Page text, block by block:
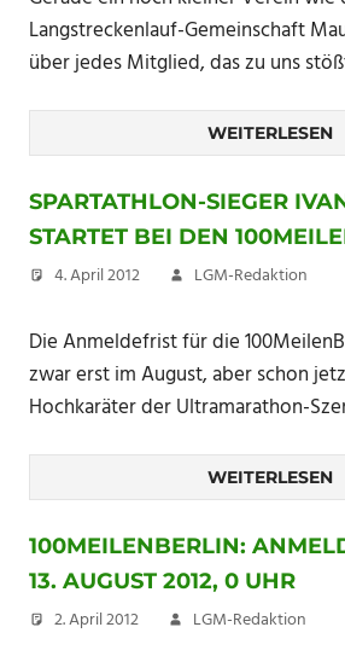
Langstreckenlauf-Gemeinschaft
über jedes Mitglied, das zu uns
WEITERLESEN
SPARTATHLON-SIEGER
STARTET BEI DEN
4. April 2012 LGM-Redaktion
Die Anmeldefrist für die
zwar erst im August, aber schon
Hochkaräter der Ultramarathon-
WEITERLESEN
100MEILENBERLIN:
13. AUGUST 2012, 0 UHR
2. April 2012 LGM-Redaktion